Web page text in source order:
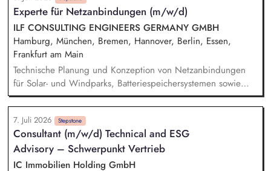
Deinem Verantwortungsbereich. Dir obliegt die Abstimmung
und Koordination innerhalb des Projektteams, damit alles
reibungslos verläuft. Elektrikern vor Ort stehst Du telefonisch
und remote unterstützend zur Seite. Die Anmeldung und
Kommunikation mit Netzbetreibern steuerst Du sicher und
effizient.
Experte für Netzanbindungen (m/w/d)
ILF CONSULTING ENGINEERS GERMANY GMBH
Hamburg, München, Bremen, Hannover, Berlin, Essen,
Frankfurt am Main
Technische Planung und Konzeption von Netzanbindungen
für Solar- und Windparks, Batteriespeichersystemen sowie
Wasserstoffelektrolyseanlagen inklusive Umspannwerke und
Leistungstransformatoren Verantwortung für die technische
Abstimmung und Antragsstellung von
Netzverknüpfungspunkten (Verteil- und Übertragungsnetze)
in Zusammenarbeit mit dem Kunden; Analyse der
Netzanschlussregeln und Anlagenkonformität Erstellung der
7. Juli 2026 Stepstone
Consultant (m/w/d) Technical and ESG
Advisory – Schwerpunkt Vertrieb
IC Immobilien Holding GmbH